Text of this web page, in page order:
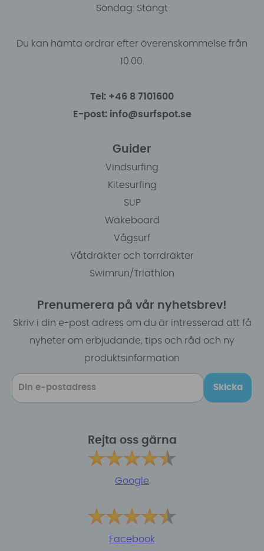
Söndag: Stängt
Du kan hämta ordrar efter överenskommelse från
10.00.
Tel: +46 8 7101600
E-post: info@surfspot.se
Guider
Vindsurfing
Kitesurfing
SUP
Wakeboard
Vågsurf
Våtdräkter och torrdräkter
Swimrun/Triathlon
Prenumerera på vår nyhetsbrev!
Skriv i din e-post adress om du är intresserad att få
nyheter om erbjudande, tips och råd och ny
produktsinformation
Skicka
Rejta oss gärna
Google
Facebook